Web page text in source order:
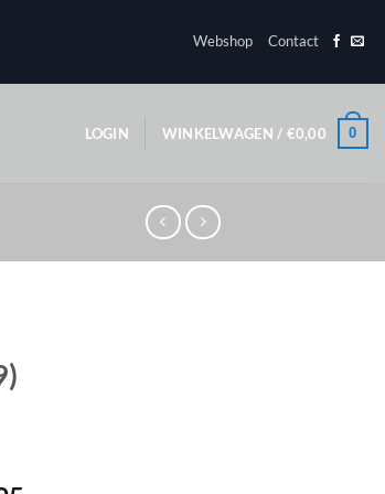
Webshop Contact
LOGIN WINKELWAGEN / €0,00 0